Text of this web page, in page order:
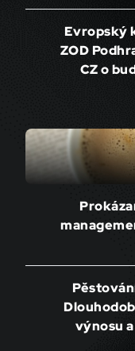
Evropský
ZOD
CZ o
výnosu